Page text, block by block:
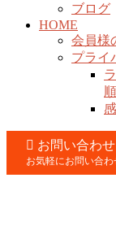
ブログ
HOME
会員様
プライ
お問い合わせ
お気軽にお問い合わ